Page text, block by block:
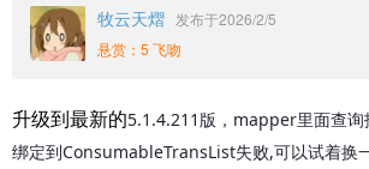
牧云天熠 发布于2026/2/5
悬赏：5 飞吻
升级到最新的5.1.4.211版，mapper里面查
绑定到ConsumableTransList失败,可以试着换